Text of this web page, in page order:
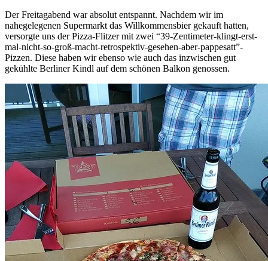
Der Freitagabend war absolut entspannt. Nachdem wir im
nahegelegenen Supermarkt das Willkommensbier gekauft hatten,
versorgte uns der Pizza-Flitzer mit zwei “39-Zentimeter-klingt-erst-
mal-nicht-so-groß-macht-retrospektiv-gesehen-aber-pappesatt”-
Pizzen. Diese haben wir ebenso wie auch das inzwischen gut
gekühlte Berliner Kindl auf dem schönen Balkon genossen.